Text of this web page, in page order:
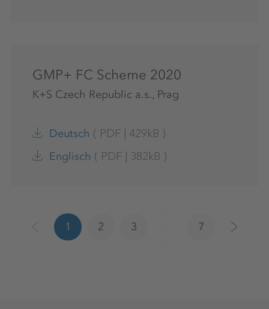
GMP+ FC Scheme 2020
K+S Czech Republic a.s., Prag
Deutsch ( PDF | 429kB )
Englisch ( PDF | 382kB )
1 2 3 7